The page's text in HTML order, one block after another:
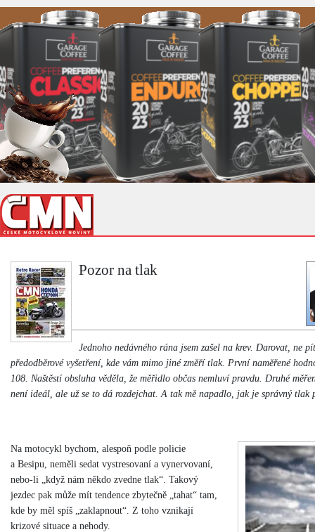
Pozor na tlak
Jednoho nedávného rána jsem zašel na krev. Darovat, ne
předodběrové vyšetření, kde vám mimo jiné změří tlak. První naměřené
108. Naštěstí obsluha věděla, že měřidlo občas nemluví pravdu. Druhé
není ideál, ale už se to dá rozdejchat. A tak mě napadlo, jak je správný tlak
Na motocykl bychom, alespoň podle policie
a Besipu, neměli sedat vystresovaní a vynervovaní,
nebo-li „když nám někdo zvedne tlak“. Takový
jezdec pak může mít tendence zbytečně „tahat“ tam,
kde by měl spíš „zaklapnout“. Z toho vznikají
krizové situace a nehody.